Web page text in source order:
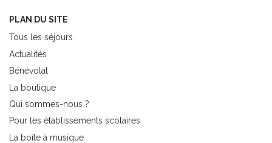
PLAN DU SITE
Tous les séjours
Actualités
Bénévolat
La boutique
Qui sommes-nous ?
Pour les établissements scolaires
La boîte à musique